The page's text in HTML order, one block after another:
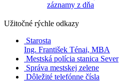
záznamy z dňa
Užitočné rýchle odkazy
Starosta
Ing. František Ténai, MBA
Mestská polícia stanica Sever
Správa mestskej zelene
Dôležité telefónne čísla